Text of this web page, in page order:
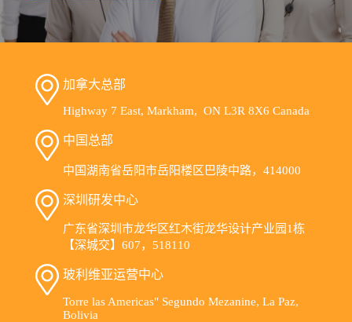
加拿大总部
Highway 7 East, Markham, ON L3R 8X6 Canada
中国总部
中国湖南省岳阳市岳阳楼区巴陵中路，414000
深圳研发中心
广东省深圳市龙华区红木街龙华设计产业园1栋
【深城交】607，518110
玻利维亚运营中心
Torre las Americas" Segundo Mezanine, La Paz,
Bolivia